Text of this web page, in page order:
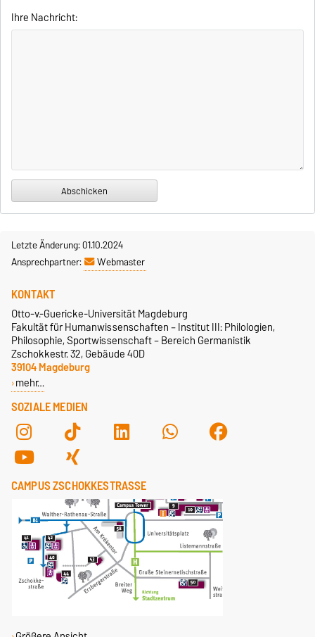
Ihre Nachricht:
Letzte Änderung: 01.10.2024
Ansprechpartner:
Webmaster
SOZIALE MEDIEN
KONTAKT
Otto-v.-Guericke-Universität Magdeburg
Fakultät für Humanwissenschaften – Institut III: Philologien,
Philosophie, Sportwissenschaft – Bereich Germanistik
Zschokkestr. 32, Gebäude 40D
39104 Magdeburg
mehr…
CAMPUS ZSCHOKKESTRASSE